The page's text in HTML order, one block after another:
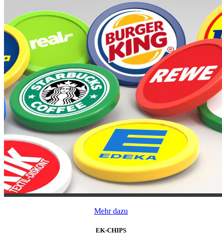
Mehr dazu
EK-CHIPS